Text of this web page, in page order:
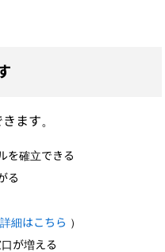
ます。
を確立できる
る
詳細はこちら ）
が増える